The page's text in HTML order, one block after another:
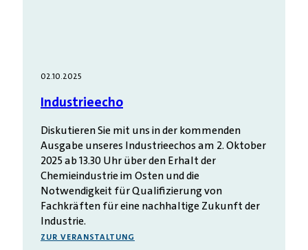
02.10.2025
Industrieecho
Diskutieren Sie mit uns in der kommenden
Ausgabe unseres Industrieechos am 2. Oktober
2025 ab 13.30 Uhr über den Erhalt der
Chemieindustrie im Osten und die
Notwendigkeit für Qualifizierung von
Fachkräften für eine nachhaltige Zukunft der
Industrie.
ZUR VERANSTALTUNG